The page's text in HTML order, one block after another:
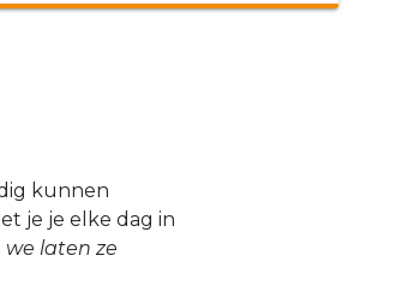
kunnen
je je elke dag in
laten ze